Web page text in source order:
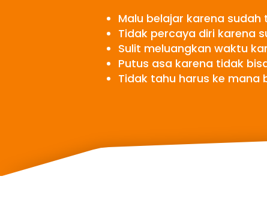
Malu belajar karena sudah
Tidak percaya diri karena
Sulit meluangkan waktu
Putus asa karena tidak
Tidak tahu harus ke mana